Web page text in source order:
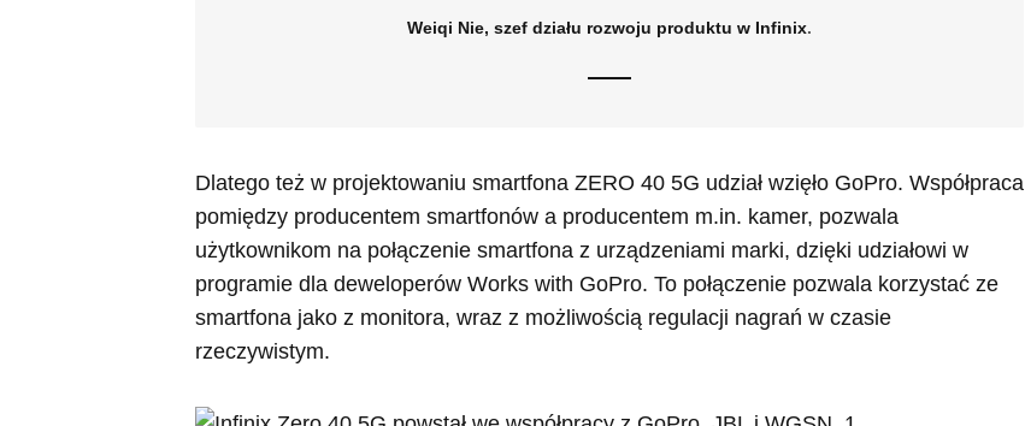
Weiqi Nie, szef działu rozwoju produktu w Infinix.
Dlatego też w projektowaniu smartfona ZERO 40 5G udział wzięło GoPro. Współpraca
pomiędzy producentem smartfonów a producentem m.in. kamer, pozwala
użytkownikom na połączenie smartfona z urządzeniami marki, dzięki udziałowi w
programie dla deweloperów Works with GoPro. To połączenie pozwala korzystać ze
smartfona jako z monitora, wraz z możliwością regulacji nagrań w czasie
rzeczywistym.